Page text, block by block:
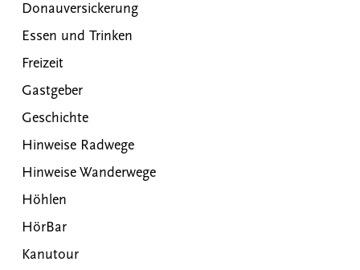
Donauversickerung
Essen und Trinken
Freizeit
Gastgeber
Geschichte
Hinweise Radwege
Hinweise Wanderwege
Höhlen
HörBar
Kanutour